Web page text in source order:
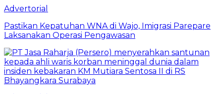
Advertorial
Pastikan Kepatuhan WNA di Wajo, Imigrasi Parepare
Laksanakan Operasi Pengawasan